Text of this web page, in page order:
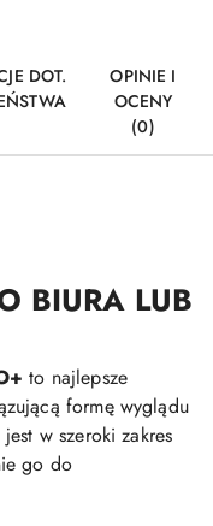
DOT.
OPINIE I
OCENY
(0)
BIURA LUB
to najlepsze
formę wyglądu
w szeroki zakres
go do